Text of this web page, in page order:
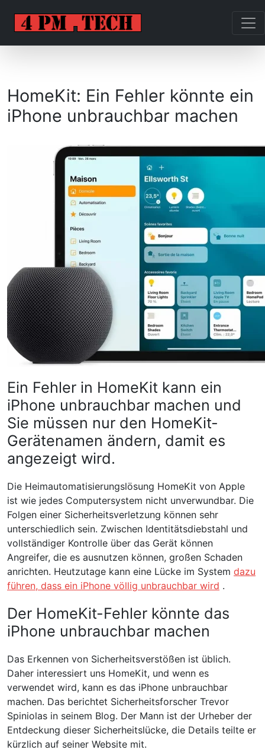
HomeKit: Ein Fehler könnte ein
iPhone unbrauchbar machen
Ein Fehler in HomeKit kann ein
iPhone unbrauchbar machen und
Sie müssen nur den HomeKit-
Gerätenamen ändern, damit es
angezeigt wird.
Die Heimautomatisierungslösung HomeKit von Apple
ist wie jedes Computersystem nicht unverwundbar. Die
Folgen einer Sicherheitsverletzung können sehr
unterschiedlich sein. Zwischen Identitätsdiebstahl und
vollständiger Kontrolle über das Gerät können
Angreifer, die es ausnutzen können, großen Schaden
anrichten. Heutzutage kann eine Lücke im System dazu
führen, dass ein iPhone völlig unbrauchbar wird .
Der HomeKit-Fehler könnte das
iPhone unbrauchbar machen
Das Erkennen von Sicherheitsverstößen ist üblich.
Daher interessiert uns HomeKit, und wenn es
verwendet wird, kann es das iPhone unbrauchbar
machen. Das berichtet Sicherheitsforscher Trevor
Spiniolas in seinem Blog. Der Mann ist der Urheber der
Entdeckung dieser Sicherheitslücke, die Details teilte er
kürzlich auf seiner Website mit.